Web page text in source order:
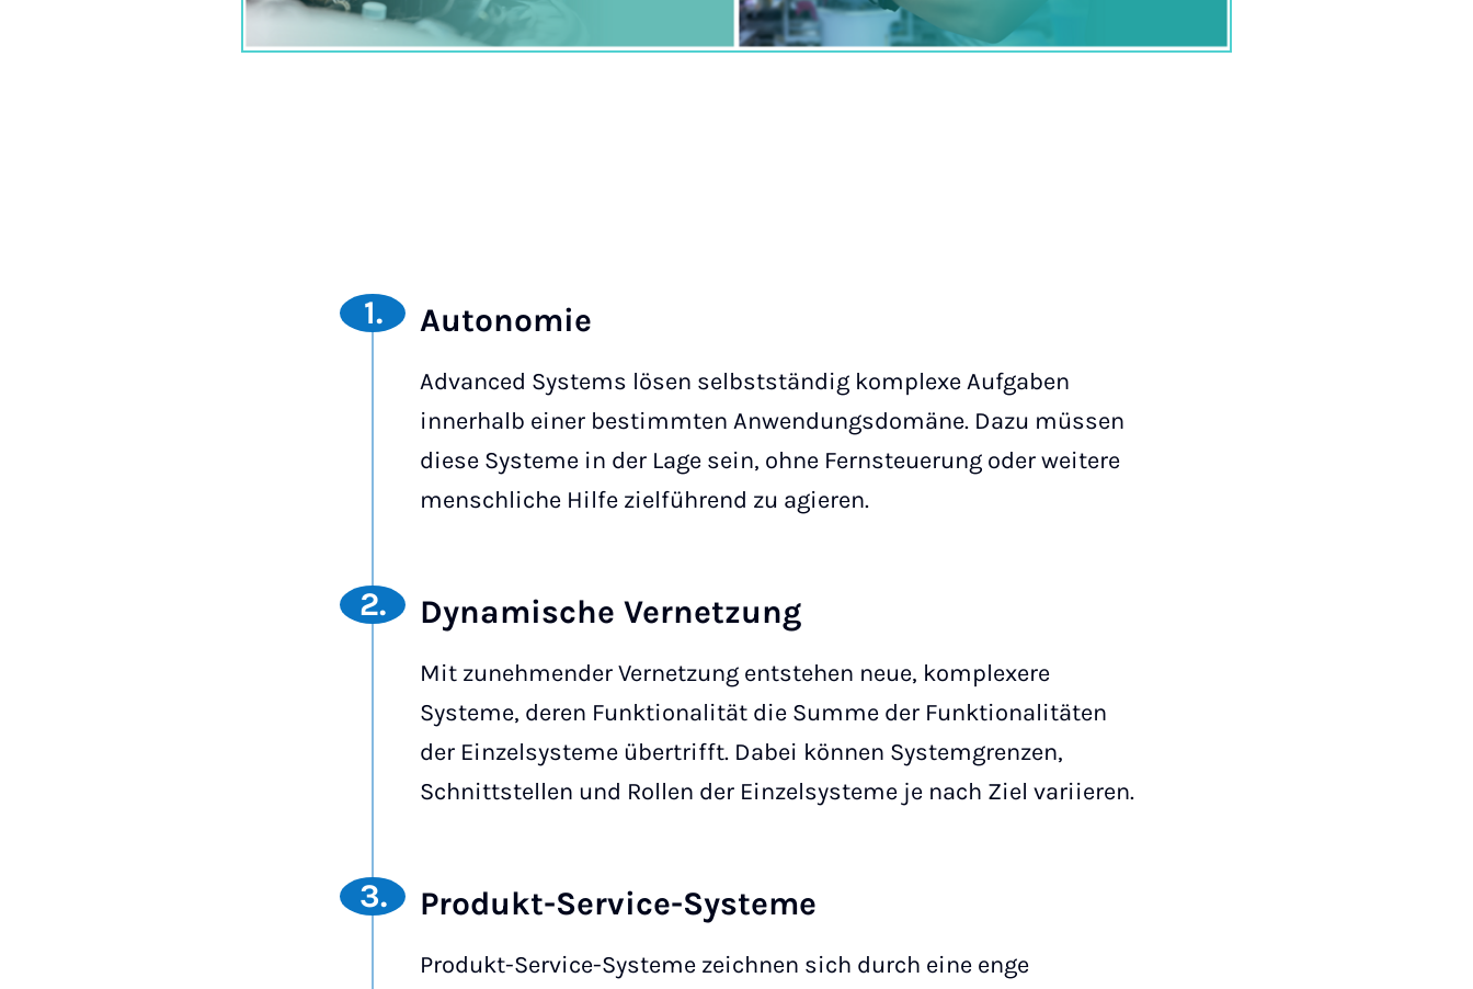
1. Autonomie
Advanced Systems lösen selbstständig komplexe Aufgaben
innerhalb einer bestimmten Anwendungsdomäne. Dazu müssen
diese Systeme in der Lage sein, ohne Fernsteuerung oder weitere
menschliche Hilfe zielführend zu agieren.
2. Dynamische Vernetzung
Mit zunehmender Vernetzung entstehen neue, komplexere
Systeme, deren Funktionalität die Summe der Funktionalitäten
der Einzelsysteme übertrifft. Dabei können Systemgrenzen,
Schnittstellen und Rollen der Einzelsysteme je nach Ziel variieren.
3. Produkt-Service-Systeme
Produkt-Service-Systeme zeichnen sich durch eine enge